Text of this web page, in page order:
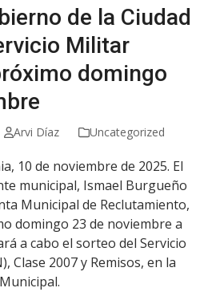
de la Ciudad
Militar
domingo
Arvi Díaz Uncategorized
10 de noviembre de 2025. El
municipal, Ismael Burgueño
Municipal de Reclutamiento,
domingo 23 de noviembre a
a cabo el sorteo del Servicio
Clase 2007 y Remisos, en la